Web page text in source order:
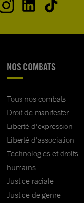
NOS COMBATS
Tous nos combats
Droit de manifester
Liberté d'expression
Liberté d'association
Technologies et droits
humains
Justice raciale
Justice de genre